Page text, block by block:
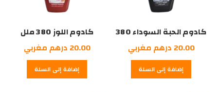
كادوم الحبة السوداء 380
ملل 20.00 درهم مغربي
إضافة إلى السلة
كادوم اللوز 380 ملل
20.00 درهم مغربي
إضافة إلى السلة